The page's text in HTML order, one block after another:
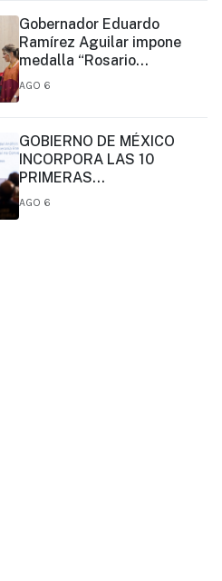
Gobernador Eduardo
Ramírez Aguilar impone
medalla “Rosario
Castellanos” a Malú Mícher
AGO 6
GOBIERNO DE MÉXICO
INCORPORA LAS 10
PRIMERAS
CONCLUSIONES
AGO 6